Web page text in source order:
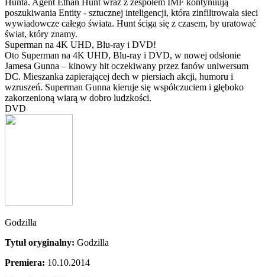
Hunta. Agent Ethan Hunt wraz z zespołem IMF kontynuują
poszukiwania Entity - sztucznej inteligencji, która zinfiltrowała sieci
wywiadowcze całego świata. Hunt ściga się z czasem, by uratować
świat, który znamy.
Superman na 4K UHD, Blu-ray i DVD!
Oto Superman na 4K UHD, Blu-ray i DVD, w nowej odsłonie
Jamesa Gunna – kinowy hit oczekiwany przez fanów uniwersum
DC. Mieszanka zapierającej dech w piersiach akcji, humoru i
wzruszeń. Superman Gunna kieruje się współczuciem i głęboko
zakorzenioną wiarą w dobro ludzkości.
DVD
Godzilla
Tytuł oryginalny: Godzilla
Premiera: 10.10.2014